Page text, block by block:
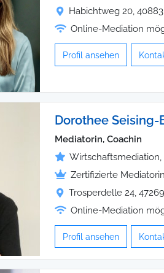
Habichtweg 20,
Online-Mediation
Profil ansehen
Dorothee Seising-
Mediatorin, Coachin
Zertifizierte Mediatorin
Trosperdelle 24,
Online-Mediation
Profil ansehen